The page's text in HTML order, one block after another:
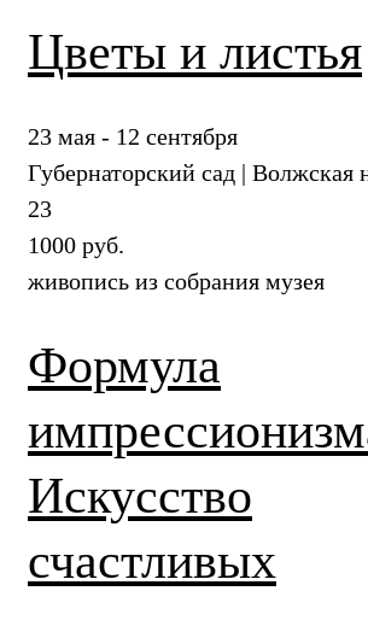
Цветы и листья
23 мая - 12 сентября
Губернаторский сад | Волжская
23
1000 руб.
живопись из собрания музея
Формула
Искусство
счастливых